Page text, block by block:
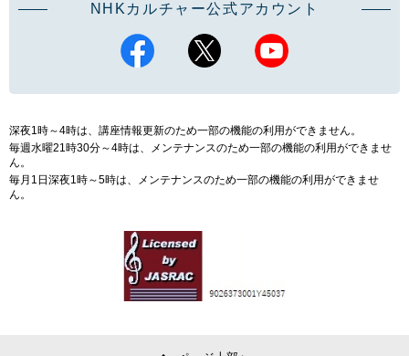
NHKカルチャー公式アカウント
深夜1時～4時は、講座情報更新のため一部の機能の利用ができません。
毎週水曜21時30分～4時は、メンテナンスのため一部の機能の利用ができませ
ん。
毎月1日深夜1時～5時は、メンテナンスのため一部の機能の利用ができませ
ん。